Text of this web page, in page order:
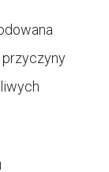
przyczyny